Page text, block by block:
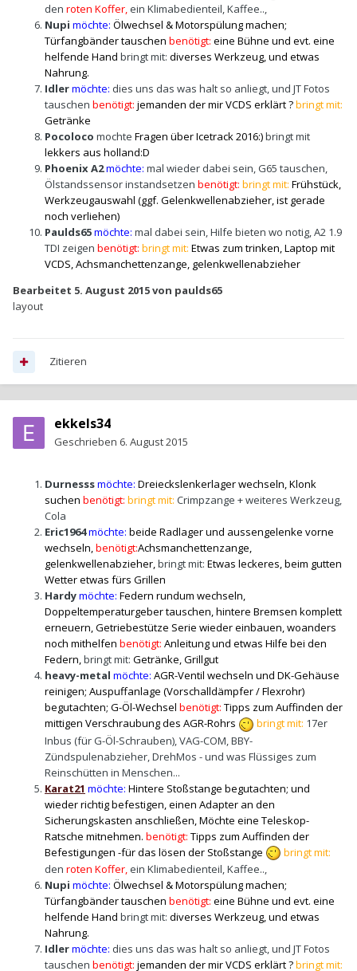
den roten Koffer, ein Klimabedienteil, Kaffee..,
Nupi möchte: Ölwechsel & Motorspülung machen;
Türfangbänder tauschen benötigt: eine Bühne und evt. eine
helfende Hand bringt mit: diverses Werkzeug, und etwas
Nahrung.
Idlermöchte: dies uns das was halt so anliegt, und JT Fotos
tauschen benötigt: jemanden der mir VCDS erklärt ?bringt mit:
Getränke
Pocoloco mochte Fragen über Icetrack 2016:)bringt mit
lekkers aus holland:D
Phoenix A2möchte: mal wieder dabei sein, G65 tauschen,
Ölstandssensor instandsetzen benötigt: bringt mit: Frühstück,
Werkzeugauswahl (ggf. Gelenkwellenabzieher, ist gerade
noch verliehen)
Paulds65möchte: mal dabei sein, Hilfe bieten wo notig, A2 1.9
TDI zeigen benötigt: bringt mit: Etwas zum trinken, Laptop mit
VCDS, Achsmanchettenzange, gelenkwellenabzieher
Bearbeitet 5. August 2015von paulds65
layout
Zitieren
ekkels34
Geschrieben 6. August 2015
Durnesssmöchte: Dreieckslenkerlager wechseln, Klonk
suchen benötigt: bringt mit: Crimpzange + weiteres Werkzeug,
Cola
Eric1964möchte: beide Radlager und aussengelenke vorne
wechseln,benötigt:Achsmanchettenzange,
gelenkwellenabzieher,bringt mit: Etwas leckeres, beim gutten
Wetter etwas fürs Grillen
Hardymöchte: Federn rundum wechseln,
Doppeltemperaturgeber tauschen, hintere Bremsen komplett
erneuern, Getriebestütze Serie wieder einbauen, woanders
noch mithelfen benötigt: Anleitung und etwas Hilfe bei den
Federn,bringt mit: Getränke, Grillgut
heavy-metal möchte: AGR-Ventil wechseln und DK-Gehäuse
reinigen; Auspuffanlage (Vorschalldämpfer / Flexrohr)
begutachten; G-Öl-Wechsel benötigt: Tipps zum Auffinden der
mittigen Verschraubung des AGR-Rohrs
bringt mit: 17er
Inbus (für G-Öl-Schrauben), VAG-COM, BBY-
Zündspulenabzieher, DrehMos - und was Flüssiges zum
Reinschütten in Menschen...
Karat21 möchte: Hintere Stoßstange begutachten; und
wieder richtig befestigen, einen Adapter an den
Sicherungskasten anschließen, Möchte eine Teleskop-
Ratsche mitnehmen. benötigt: Tipps zum Auffinden der
Befestigungen -für das lösen der Stoßstange
bringt mit:
den roten Koffer, ein Klimabedienteil, Kaffee..,
Nupi möchte: Ölwechsel & Motorspülung machen;
Türfangbänder tauschen benötigt: eine Bühne und evt. eine
helfende Hand bringt mit: diverses Werkzeug, und etwas
Nahrung.
Idlermöchte: dies uns das was halt so anliegt, und JT Fotos
tauschen benötigt: jemanden der mir VCDS erklärt ?bringt mit: